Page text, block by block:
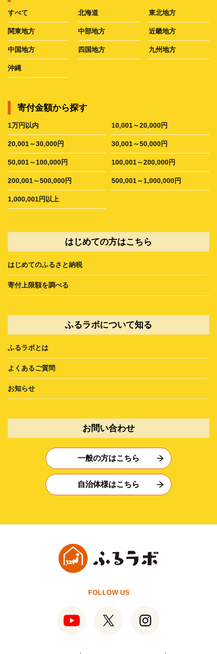
すべて 北海道 東北地方
関東地方 中部地方 近畿地方
中国地方 四国地方 九州地方
沖縄
寄付金額から探す
1万円以内 10,001～20,000円
20,001～30,000円 30,001～50,000円
50,001～100,000円 100,001～200,000円
200,001～500,000円 500,001～1,000,000円
1,000,001円以上
はじめての方はこちら
はじめてのふるさと納税
寄付上限額を調べる
ふるラボについて知る
ふるラボとは
よくあるご質問
お知らせ
お問い合わせ
一般の方はこちら
自治体様はこちら
FOLLOW US